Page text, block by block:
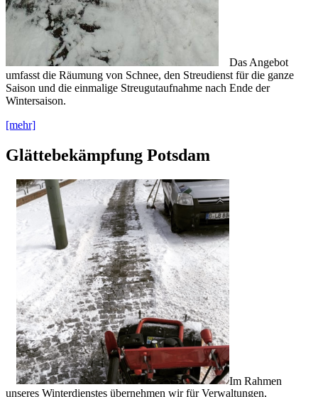
Das Angebot
umfasst die Räumung von Schnee, den Streudienst für die ganze
Saison und die einmalige Streugutaufnahme nach Ende der
Wintersaison.
[mehr]
Glättebekämpfung Potsdam
Im Rahmen
unseres Winterdienstes übernehmen wir für Verwaltungen,